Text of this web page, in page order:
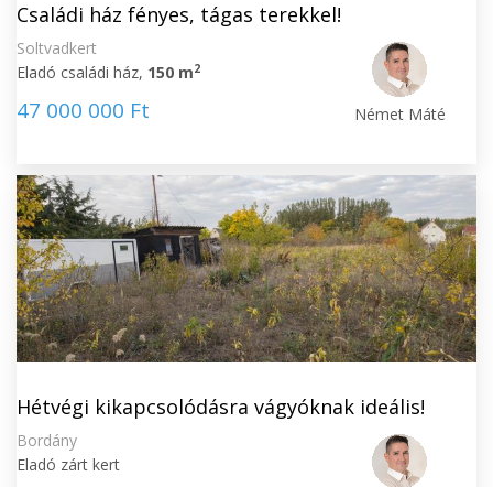
Családi ház fényes, tágas terekkel!
Soltvadkert
Eladó családi ház, 150 m2
47 000 000 Ft Német Máté
Hétvégi kikapcsolódásra vágyóknak ideális!
Bordány
Eladó zárt kert